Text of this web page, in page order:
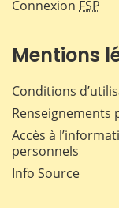
Connexion FSP
Mentions
Conditions
Renseignements
Accès à
personnels
Info Source